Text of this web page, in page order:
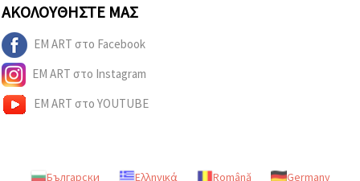
ΑΚΟΛΟΥΘΉΣΤΕ ΜΑΣ
EM ART στο Facebook
EM ART στο Instagram
EM ART στο YOUTUBE
Български Ελληνικά Română Germany